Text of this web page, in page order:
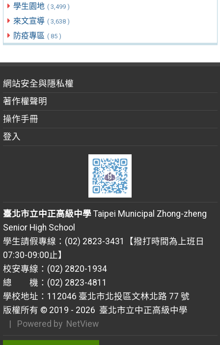
學生園地 ( 3,499 )
來文宣導 ( 3,638 )
防疫專區 ( 85 )
網站安全與隱私權
著作權聲明
操作手冊
登入
臺北市立中正高級中學Taipei Municipal Zhong-zheng
Senior High School
學生請假專線：(02) 2823-3431【撥打時間為上班日
07:30-09:00止】
校安專線：(02) 2820-1934
總 機：(02) 2823-4811
學校地址：112046 臺北市北投區文林北路 77 號
版權所有 © 2019 - 2026 臺北市立中正高級中學
| Powered by NetView